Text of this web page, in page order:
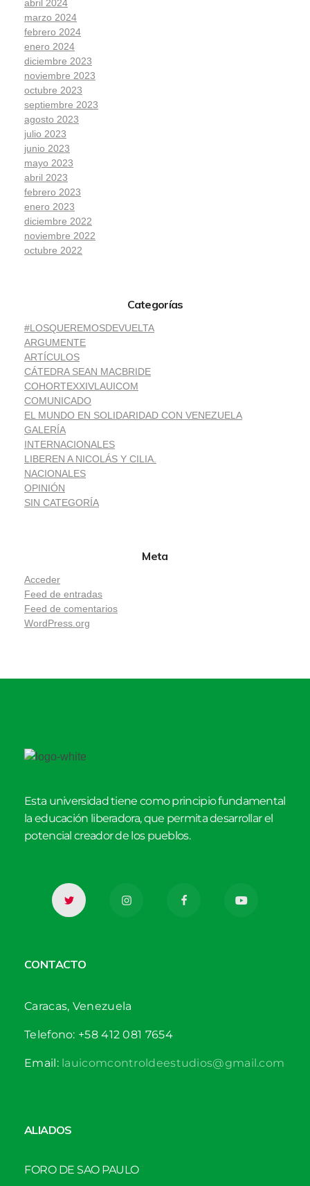
abril 2024
marzo 2024
febrero 2024
enero 2024
diciembre 2023
noviembre 2023
octubre 2023
septiembre 2023
agosto 2023
julio 2023
junio 2023
mayo 2023
abril 2023
febrero 2023
enero 2023
diciembre 2022
noviembre 2022
octubre 2022
Categorías
#LOSQUEREMOSDEVUELTA
ARGUMENTE
ARTÍCULOS
CÁTEDRA SEAN MACBRIDE
COHORTEXXIVLAUICOM
COMUNICADO
EL MUNDO EN SOLIDARIDAD CON VENEZUELA
GALERÍA
INTERNACIONALES
LIBEREN A NICOLÁS Y CILIA.
NACIONALES
OPINIÓN
SIN CATEGORÍA
Meta
Acceder
Feed de entradas
Feed de comentarios
WordPress.org
Esta universidad tiene como principio fundamental
la educación liberadora, que permita desarrollar el
potencial creador de los pueblos.
CONTACTO
Caracas, Venezuela
Telefono: +58 412 081 7654
Email:lauicomcontroldeestudios@gmail.com
ALIADOS
FORO DE SAO PAULO